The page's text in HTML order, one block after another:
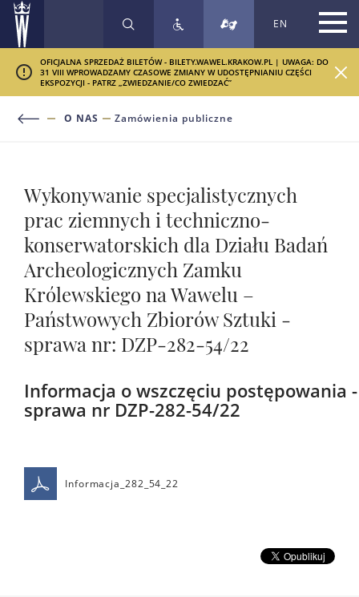
SZUKAJ EN
OFICJALNA SPRZEDAŻ BILETÓW - BILETY.WAWEL.KRAKOW.PL | UWAGA: DO
31 VIII WPROWADZAMY CZASOWE ZMIANY W UDOSTĘPNIANIU CZĘŚCI
EKSPOZYCJI - PATRZ „ZWIEDZANIE/CO ZWIEDZAĆ”
O NAS Zamówienia publiczne
Wykonywanie specjalistycznych
prac ziemnych i techniczno-
konserwatorskich dla Działu Badań
Archeologicznych Zamku
Królewskiego na Wawelu –
Państwowych Zbiorów Sztuki -
sprawa nr: DZP-282-54/22
Informacja o wszczęciu postępowania -
sprawa nr DZP-282-54/22
Informacja_282_54_22